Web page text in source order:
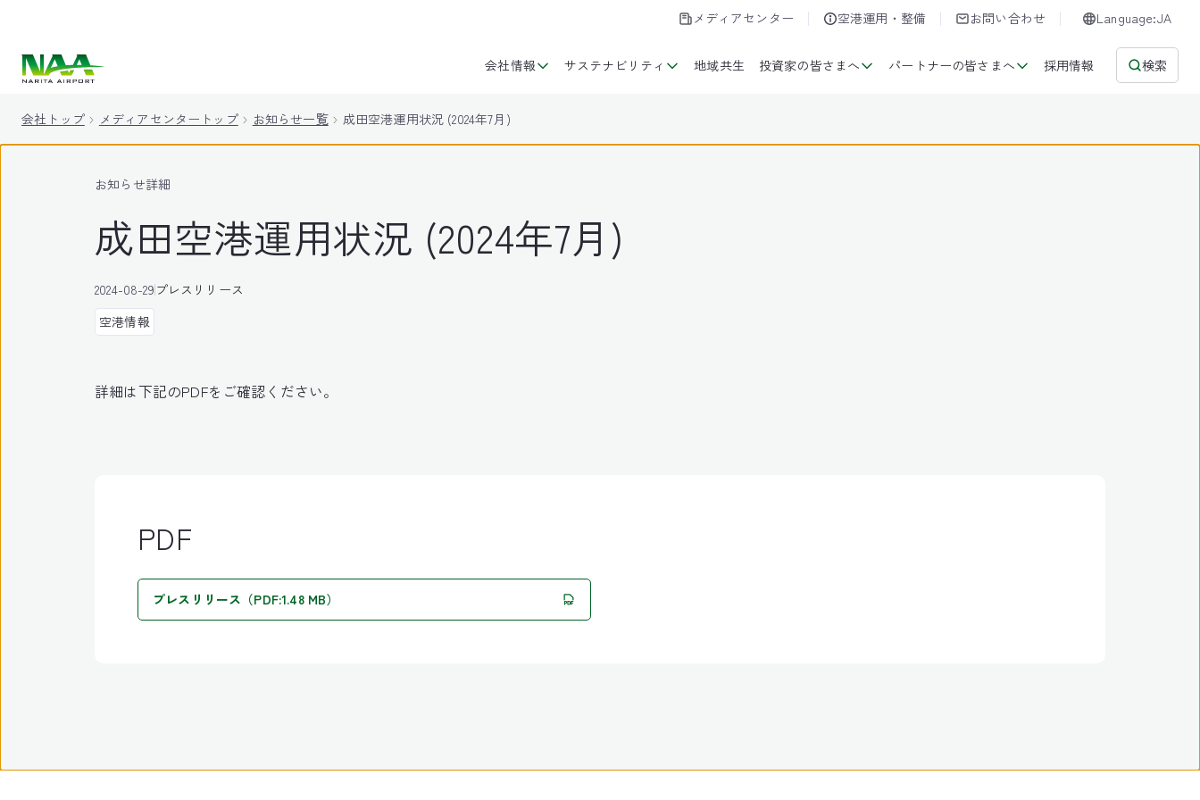
メディアセンター 空港運用・整備 お問い合わせ Language:JA
会社情報 サステナビリティ 地域共生 投資家の皆さまへ パートナーの皆さまへ 採用情報 検索
会社トップ メディアセンタートップ お知らせ一覧 成田空港運用状況 (2024年7月)
お知らせ詳細
成田空港運用状況 (2024年7月)
2024-08-29プレスリリース
空港情報
詳細は下記のPDFをご確認ください。
PDF
プレスリリース（PDF:1.48 MB）